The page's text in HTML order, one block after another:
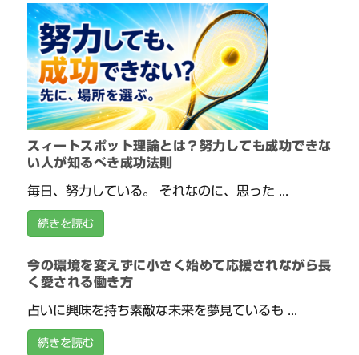
スィートスポット理論とは？努力しても成功できな
い人が知るべき成功法則
毎日、努力している。 それなのに、思った ...
続きを読む
今の環境を変えずに小さく始めて応援されながら長
く愛される働き方
占いに興味を持ち素敵な未来を夢見ているも ...
続きを読む